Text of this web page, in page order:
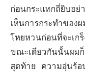
ก่อนกระแทกถี่ยิบอย่
เห็นการกระทำของ
โหยหวนก่อนที่จะเก
ขณะเดียวกันนั้นผมก็
สุดท้าย ความอุ่นร้อ